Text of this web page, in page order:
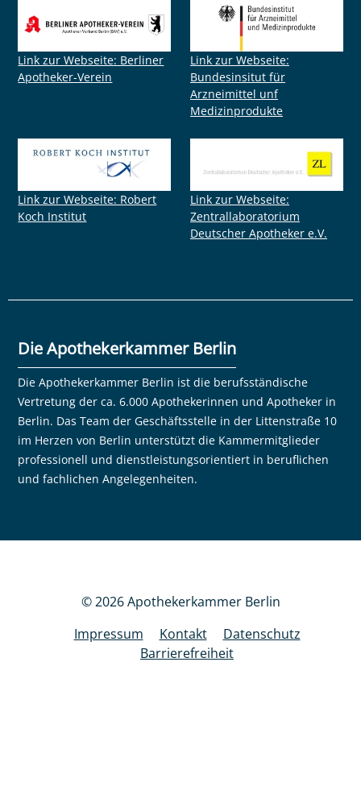
Link zur Webseite: Berliner
Apotheker-Verein
Link zur Webseite:
Bundesinsitut für
Arzneimittel unf
Medizinprodukte
Link zur Webseite: Robert
Koch Institut
Link zur Webseite:
Zentrallaboratorium
Deutscher Apotheker e.V.
Die Apothekerkammer Berlin
Die Apothekerkammer Berlin ist die berufsständische
Vertretung der ca. 6.000 Apothekerinnen und Apotheker in
Berlin. Das Team der Geschäftsstelle in der Littenstraße 10
im Herzen von Berlin unterstützt die Kammermitglieder
professionell und dienstleistungsorientiert in beruflichen
und fachlichen Angelegenheiten.
© 2026 Apothekerkammer Berlin
Impressum
Kontakt
Datenschutz
Barrierefreiheit